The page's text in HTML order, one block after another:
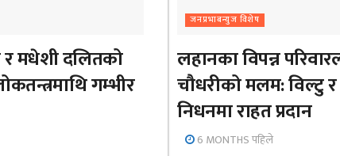
मधेशी दलितको
गम्भीर
जनप्रभाबन्युज विशेष
लहानका विपन्न
चौधरीको मलम: विल्टु
निधनमा राहत प्रदान
6 MONTHS पहिले